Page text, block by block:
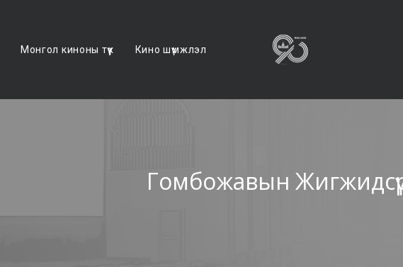
Монгол киноны түүх Кино шүүмжлэл
Гомбожавын